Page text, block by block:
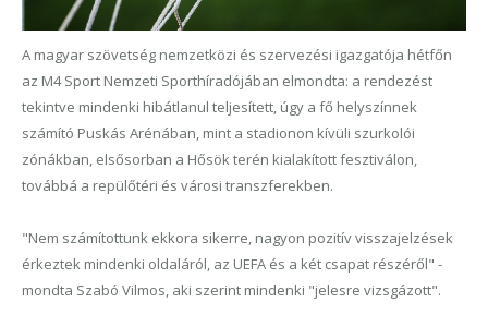
A magyar szövetség nemzetközi és szervezési igazgatója hétfőn
az M4 Sport Nemzeti Sporthíradójában elmondta: a rendezést
tekintve mindenki hibátlanul teljesített, úgy a fő helyszínnek
számító Puskás Arénában, mint a stadionon kívüli szurkolói
zónákban, elsősorban a Hősök terén kialakított fesztiválon,
továbbá a repülőtéri és városi transzferekben.
"Nem számítottunk ekkora sikerre, nagyon pozitív visszajelzések
érkeztek mindenki oldaláról, az UEFA és a két csapat részéről" -
mondta Szabó Vilmos, aki szerint mindenki "jelesre vizsgázott".